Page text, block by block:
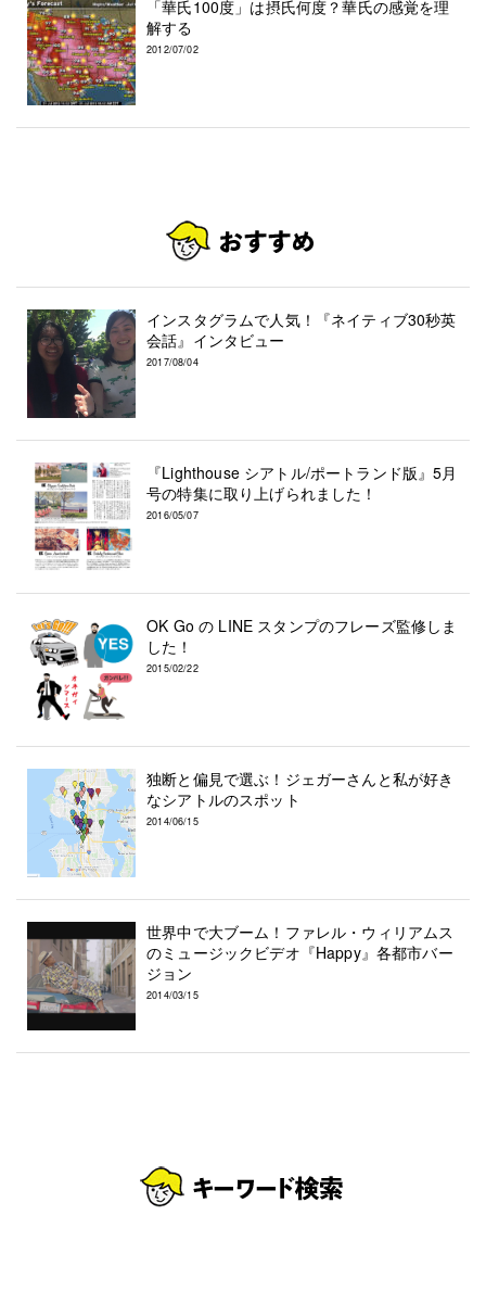
「華氏100度」は摂氏何度？華氏の感覚を理
解する
2012/07/02
インスタグラムで人気！『ネイティブ30秒英
会話』インタビュー
2017/08/04
『Lighthouse シアトル/ポートランド版』5月
号の特集に取り上げられました！
2016/05/07
OK Go の LINE スタンプのフレーズ監修しま
した！
2015/02/22
独断と偏見で選ぶ！ジェガーさんと私が好き
なシアトルのスポット
2014/06/15
世界中で大ブーム！ファレル・ウィリアムス
のミュージックビデオ『Happy』各都市バー
ジョン
2014/03/15